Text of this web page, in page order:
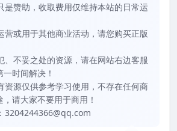
是赞助，收取费用仅维持本站的日常运
营或用于其他商业活动，请您购买正版
、不妥之处的资源，请在网站右边客服
时间解决！
资源仅供参考学习使用，不存在任何商
请大家不要用于商用！
3204244366@qq.com